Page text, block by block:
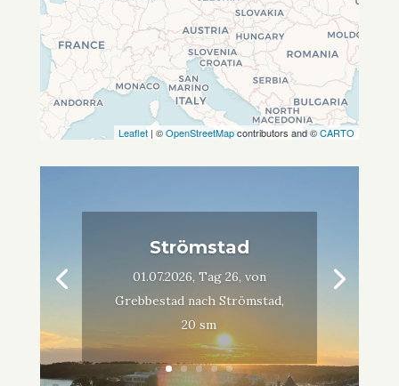
Leaflet | ©OpenStreetMapcontributors and ©CARTO
Strömstad
01.07.2026, Tag 26, von
Grebbestad nach Strömstad,
20 sm